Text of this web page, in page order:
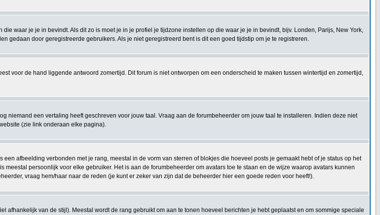
waar je je in bevindt. Als dit zo is moet je in je profiel je tijdzone instellen op die waar je je in bevindt, bijv. Londen, Parijs, New York,
gedaan door geregistreerde gebruikers. Als je niet geregistreerd bent is dit een goed tijdstip om je te registreren.
voor de hand liggende antwoord zomertijd. Dit forum is niet ontworpen om een onderscheid te maken tussen wintertijd en zomertijd,
niemand een vertaling heeft geschreven voor jouw taal. Vraag aan de forumbeheerder om jouw taal te installeren. Indien deze niet
(zie link onderaan elke pagina).
afbeelding verbonden met je rang, meestal in de vorm van sterren of blokjes die hoeveel posts je gemaakt hebt of je status op het
persoonlijk voor elke gebruiker. Het is aan de forumbeheerder om avatars toe te staan en de wijze waarop avatars kunnen
vraag hem/haar naar de reden (je kunt er zeker van zijn dat de beheerder hier een goede reden voor heeft!).
van de stijl). Meestal wordt de rang gebruikt om aan te tonen hoeveel berichten je hebt geplaatst en om sommige speciale